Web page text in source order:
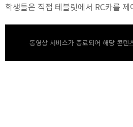
학생들은 직접 테블릿에서 RC카를
동영상 서비스가 종료되어 해당 콘텐